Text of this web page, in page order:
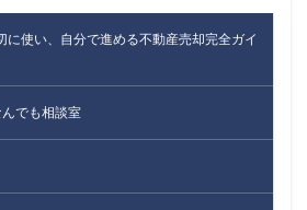
に使い、自分で進める不動産売却完全ガイ
でも相談室